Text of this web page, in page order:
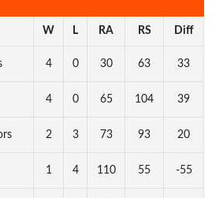
W L RA RS Diff
4 0 30 63 33
4 0 65 104 39
2 3 73 93 20
1 4 110 55 -55